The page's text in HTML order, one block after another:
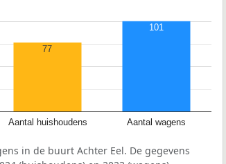
Aantal huishoudens Aantal wagens
77
101
in de buurt Achter Eel. De gegevens